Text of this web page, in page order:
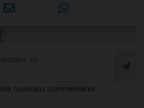
nouveaux commentaires